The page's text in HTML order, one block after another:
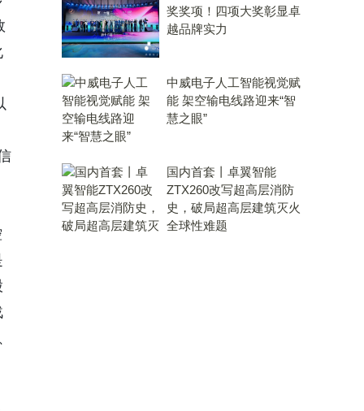
奖奖项！四项大奖彰显卓
越品牌实力
中威电子人工智能视觉赋
能 架空输电线路迎来“智
慧之眼”
国内首套丨卓翼智能
ZTX260改写超高层消防
史，破局超高层建筑灭火
全球性难题